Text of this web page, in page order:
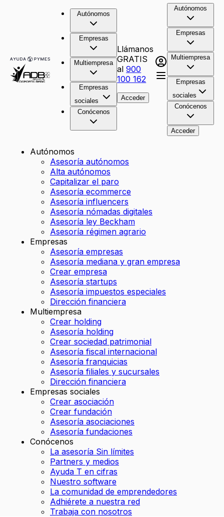
Autónomos
Empresas
Multiempresa
Empresas
sociales
Conócenos
Llámanos
GRATIS
al900
100 162
Acceder
Autónomos
Empresas
Multiempresa
Empresas
sociales
Conócenos
Acceder
Autónomos
Asesoría autónomos
Alta autónomos
Capitalizar el paro
Asesoría ecommerce
Asesoría influencers
Asesoría nómadas digitales
Asesoría ley Beckham
Asesoría régimen agrario
Empresas
Asesoría empresas
Asesoría mediana y gran empresa
Crear empresa
Asesoría startups
Asesoría impuestos especiales
Dirección financiera
Multiempresa
Crear holding
Asesoría holding
Crear sociedad patrimonial
Asesoría fiscal internacional
Asesoría franquicias
Asesoría filiales y sucursales
Dirección financiera
Empresas sociales
Crear asociación
Crear fundación
Asesoría asociaciones
Asesoría fundaciones
Conócenos
La asesoría Sin límites
Partners y medios
Ayuda T en cifras
Nuestro software
La comunidad de emprendedores
Adhiérete a nuestra red
Trabaja con nosotros